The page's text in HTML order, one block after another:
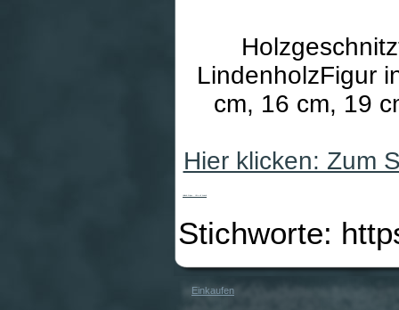
LindenholzFigur
cm, 16 cm, 19
Hier klicken: Zum
Stichworte:
Einkaufen